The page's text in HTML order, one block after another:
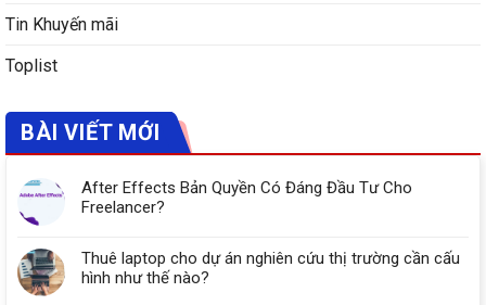
Tin Khuyến mãi
Toplist
BÀI VIẾT MỚI
After Effects Bản Quyền Có Đáng Đầu Tư Cho
Freelancer?
Thuê laptop cho dự án nghiên cứu thị trường cần cấu
hình như thế nào?